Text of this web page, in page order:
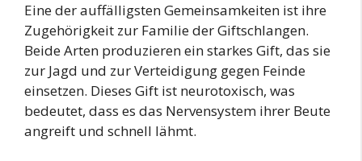
Eine der auffälligsten Gemeinsamkeiten ist ihre
Zugehörigkeit zur Familie der Giftschlangen.
Beide Arten produzieren ein starkes Gift, das sie
zur Jagd und zur Verteidigung gegen Feinde
einsetzen. Dieses Gift ist neurotoxisch, was
bedeutet, dass es das Nervensystem ihrer Beute
angreift und schnell lähmt.